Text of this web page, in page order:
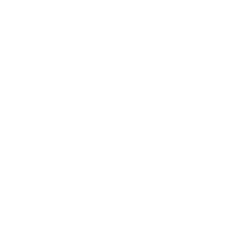
Sache. Natürlich funktioniert
auch auf das sensationell leckere